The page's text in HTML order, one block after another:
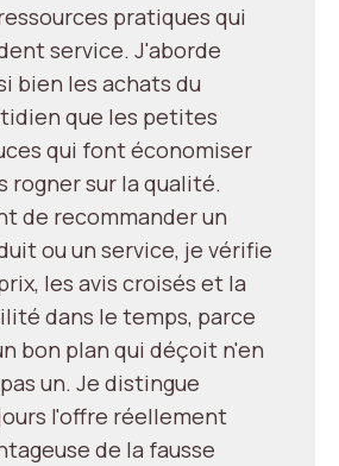
pratiques qui
service. J'aborde
bien les achats du
que les petites
qui font économiser
rogner sur la qualité.
de recommander un
ou un service, je vérifie
les avis croisés et la
dans le temps, parce
bon plan qui déçoit n'en
un. Je distingue
l'offre réellement
de la fausse